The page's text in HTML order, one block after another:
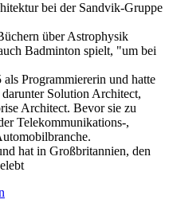
bei der Sandvik-Gruppe
über Astrophysik
Badminton spielt, "um bei
Programmiererin und hatte
Solution Architect,
Architect. Bevor sie zu
Telekommunikations-,
hat in Großbritannien, den